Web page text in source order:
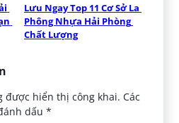
Lưu Ngay Top 11 Cơ Sở La
Phông Nhựa Hải Phòng
Chất Lượng
được hiển thị công khai. Các
dấu*